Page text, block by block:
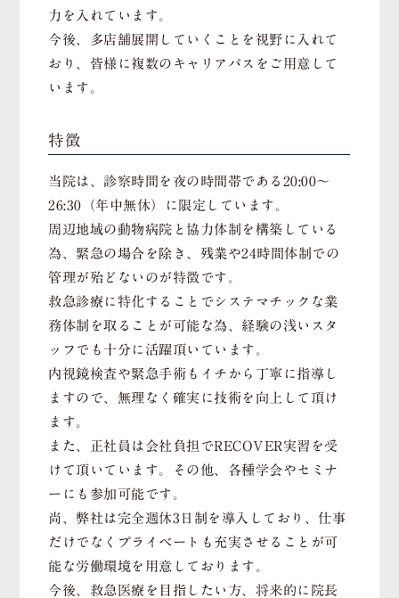
力を入れています。
今後、多店舗展開していくことを視野に入れて
おり、皆様に複数のキャリアパスをご用意して
います。
特徴
当院は、診察時間を夜の時間帯である20:00〜
26:30（年中無休）に限定しています。
周辺地域の動物病院と協力体制を構築している
為、緊急の場合を除き、残業や24時間体制での
管理が殆どないのが特徴です。
救急診療に特化することでシステマチックな業
務体制を取ることが可能な為、経験の浅いスタ
ッフでも十分に活躍頂いています。
内視鏡検査や緊急手術もイチから丁寧に指導し
ますので、無理なく確実に技術を向上して頂け
ます。
また、正社員は会社負担でRECOVER実習を受
けて頂いています。その他、各種学会やセミナ
ーにも参加可能です。
尚、弊社は完全週休3日制を導入しており、仕事
だけでなくプライベートも充実させることが可
能な労働環境を用意しております。
今後、救急医療を目指したい方、将来的に院長